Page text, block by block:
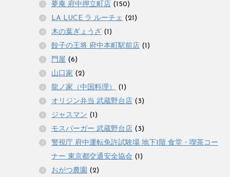
夢庵 府中押立町店 (150)
LA LUCE ラ ルーチェ (21)
木の葉ぎょうざ (1)
餃子の王将 府中本町駅前店 (1)
門屋 (6)
山口家 (2)
龍ノ家（中国料理）
(1)
オリジン弁当 武蔵野台店 (3)
ジャスマン (1)
モスバーガー 武蔵野台店 (3)
警視庁 府中運転免許試験場 地下1階 食堂・喫茶コー
ナー 東京都交通安全協会 (1)
おがつ農園 (2)